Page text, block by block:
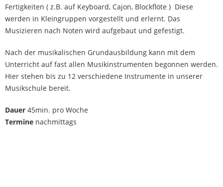
Fertigkeiten ( z.B. auf Keyboard, Cajon, Blockflöte ) Diese
werden in Kleingruppen vorgestellt und erlernt. Das
Musizieren nach Noten wird aufgebaut und gefestigt.
Nach der musikalischen Grundausbildung kann mit dem
Unterricht auf fast allen Musikinstrumenten begonnen werden.
Hier stehen bis zu 12 verschiedene Instrumente in unserer
Musikschule bereit.
Dauer 45min. pro Woche
Termine nachmittags